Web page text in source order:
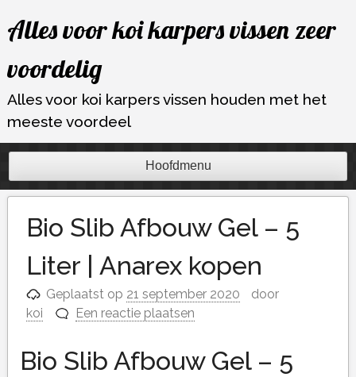
naar
inhoud
Alles voor koi karpers vissen zeer
voordelig
Alles voor koi karpers vissen houden met het
meeste voordeel
Hoofdmenu
Bio Slib Afbouw Gel – 5
Liter | Anarex kopen
Geplaatst op 21 september 2020
door
koi
Een reactie plaatsen
Bio Slib Afbouw Gel – 5